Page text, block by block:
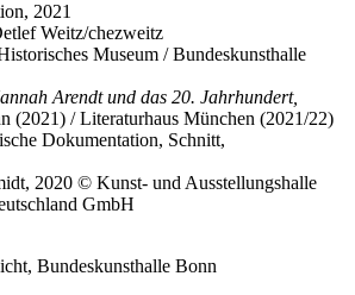
2021
Weitz/chezweitz
Museum / Bundeskunsthalle
Arendt und das 20. Jahrhundert,
(2021) / Literaturhaus München (2021/22)
Dokumentation, Schnitt,
2020 © Kunst- und Ausstellungshalle
GmbH
Bundeskunsthalle Bonn